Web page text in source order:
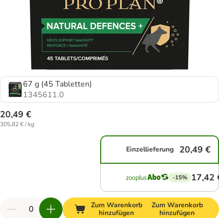
67 g (45 Tabletten)
1345611.0
20,49 €
305,82 € / kg
Einzellieferung 20,49 €
-15% 17,42
Zum Warenkorb
hinzufügen
Zum Warenkorb
hinzufügen